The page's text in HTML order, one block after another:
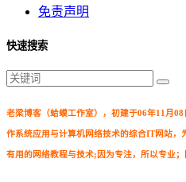
免责声明
快速搜索
老梁博客（蛤蟆工作室），初建于06年11月
作系统应用与计算机网络技术的综合IT网站，
有用的网络教程与技术;因为专注，所以专业；